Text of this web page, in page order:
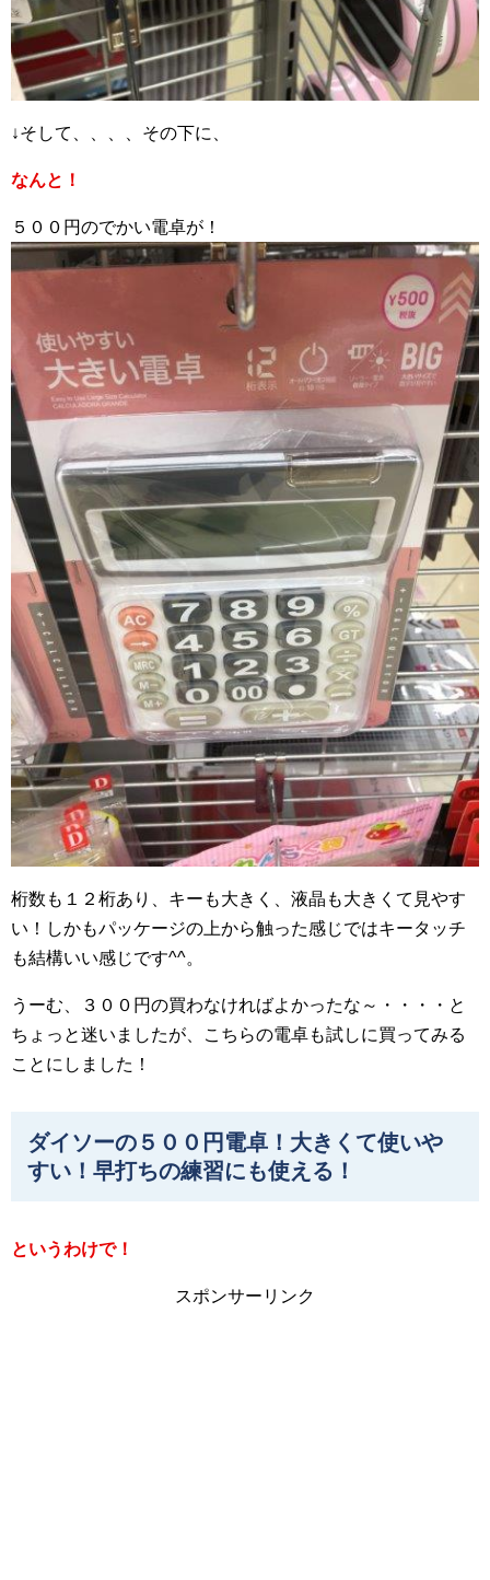
↓そして、、、、その下に、
なんと！
５００円のでかい電卓が！
桁数も１２桁あり、キーも大きく、液晶も大きくて見やす
い！しかもパッケージの上から触った感じではキータッチ
も結構いい感じです^^。
うーむ、３００円の買わなければよかったな～・・・・と
ちょっと迷いましたが、こちらの電卓も試しに買ってみる
ことにしました！
ダイソーの５００円電卓！大きくて使いや
すい！早打ちの練習にも使える！
というわけで！
スポンサーリンク